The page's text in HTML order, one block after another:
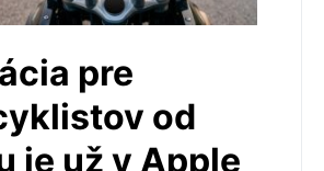
pre
od
je už v Apple